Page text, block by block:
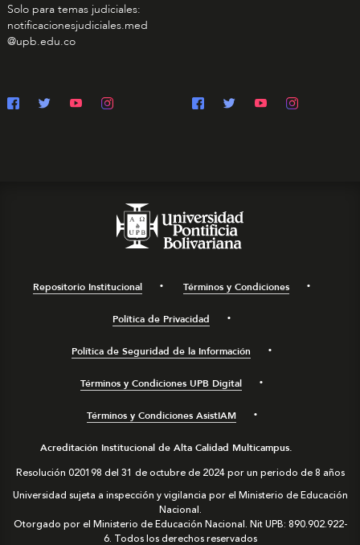
Solo para temas judiciales:
notificacionesjudiciales.med
@upb.edu.co
Repositorio Institucional Términos y Condiciones
Política de Privacidad
Política de Seguridad de la Información
Términos y Condiciones UPB Digital
Términos y Condiciones AsistIAM
Acreditación Institucional de Alta Calidad Multicampus.
Resolución 020198 del 31 de octubre de 2024 por un periodo de 8 años
Universidad sujeta a inspección y vigilancia por el Ministerio de Educación
Nacional.
Otorgado por el Ministerio de Educación Nacional. Nit UPB: 890.902.922-
6. Todos los derechos reservados